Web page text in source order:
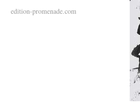
edition-promenade.com